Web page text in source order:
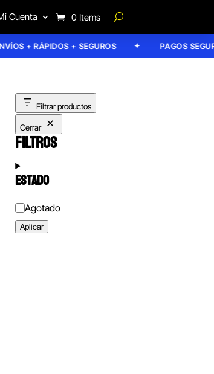
Cuenta 0 Items
+ RÁPIDOS + SEGUROS PAGOS
Filtrar productos
Cerrar
FILTROS
ESTADO
Estado
Agotado
Aplicar